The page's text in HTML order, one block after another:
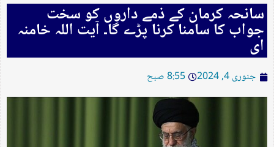
سانحہ کرمان کے ذمے داروں کو سخت
جواب کا سامنا کرنا پڑے گا۔ آیت اللہ خامنہ
ای
جنوری 4, 2024 8:55 صبح